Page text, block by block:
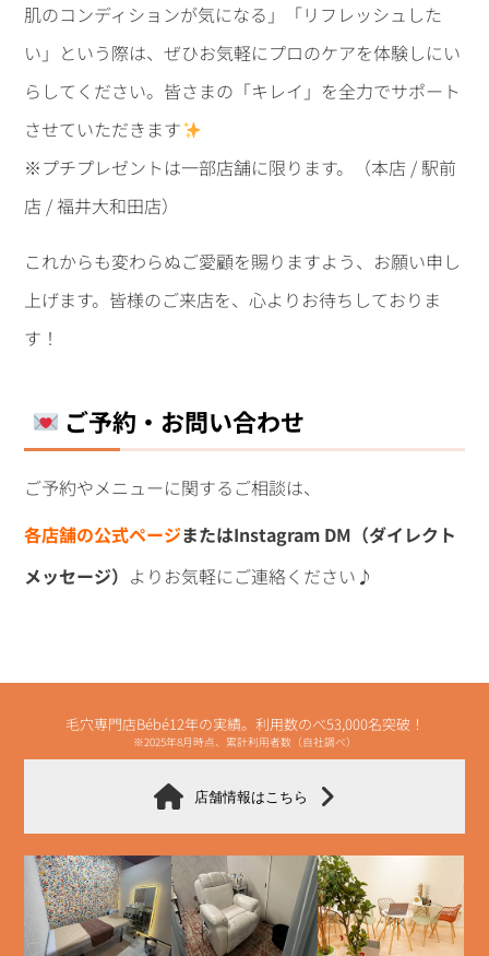
肌のコンディションが気になる」「リフレッシュした
い」という際は、ぜひお気軽にプロのケアを体験しにい
らしてください。皆さまの「キレイ」を全力でサポート
させていただきます
※プチプレゼントは一部店舗に限ります。（本店 / 駅前
店 / 福井大和田店）
これからも変わらぬご愛顧を賜りますよう、お願い申し
上げます。皆様のご来店を、心よりお待ちしておりま
す！
ご予約・お問い合わせ
ご予約やメニューに関するご相談は、
各店舗の公式ページまたはInstagram DM（ダイレクト
メッセージ） よりお気軽にご連絡ください♪
毛穴専門店Bébé12年の実績。利用数のべ53,000名突破！
※2025年8月時点、累計利用者数（自社調べ）
店舗情報はこちら